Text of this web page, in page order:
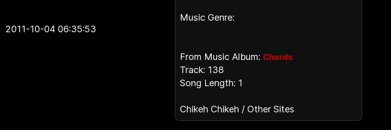
2011-10-04 06:35:53
Music Genre:
From Music Album: Chords
Track: 138
Song Length: 1
Chikeh Chikeh / Other Sites